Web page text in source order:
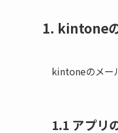
1. kintone
kintoneのメー
1.1 アプリ